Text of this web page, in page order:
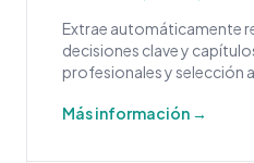
Extrae automáticamente
decisiones clave y
profesionales y selección
Más información →